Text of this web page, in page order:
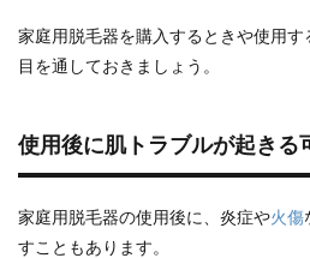
家庭用脱毛器を購入するときや使用
目を通しておきましょう。
使用後に肌トラブルが起きる
家庭用脱毛器の使用後に、炎症や火傷
すこともあります。